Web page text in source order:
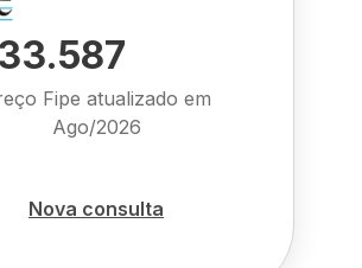
Fipe atualizado em
Ago/2026
Nova consulta